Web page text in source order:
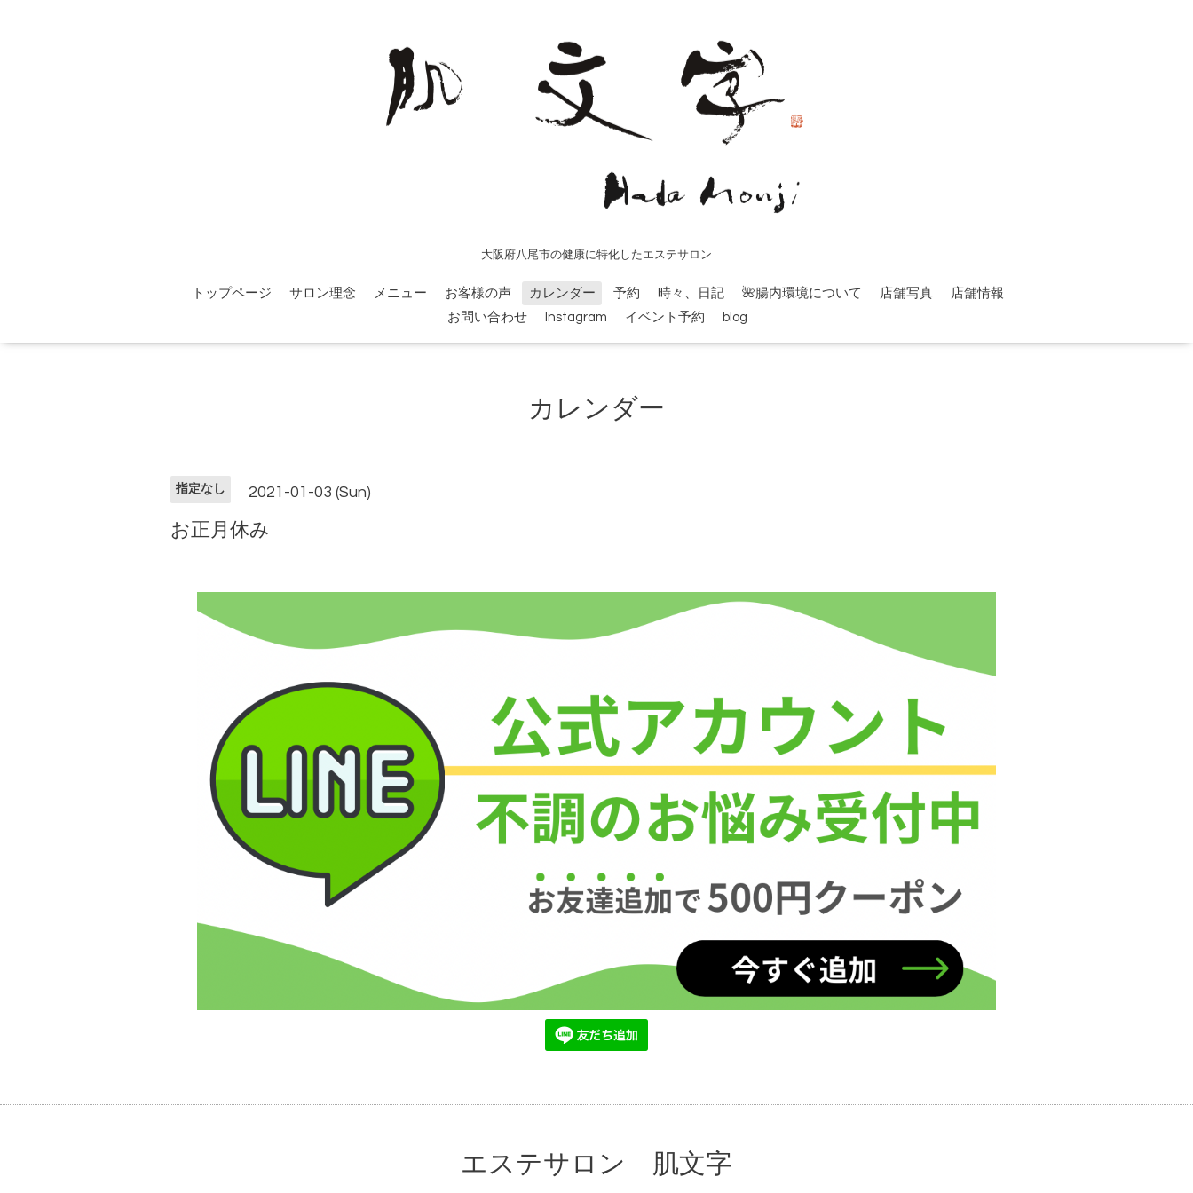
大阪府八尾市の健康に特化したエステサロン
トップページ サロン理念 メニュー お客様の声 カレンダー 予約 時々、日記 🌺腸内環境について 店舗写真
店舗情報
お問い合わせ
Instagram イベント予約 blog
カレンダー
指定なし 2021-01-03 (Sun)
お正月休み
エステサロン 肌文字